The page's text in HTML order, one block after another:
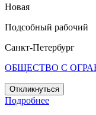
Новая
Подсобный рабочий
Санкт-Петербург
ОБЩЕСТВО С
Откликнуться
Подробнее